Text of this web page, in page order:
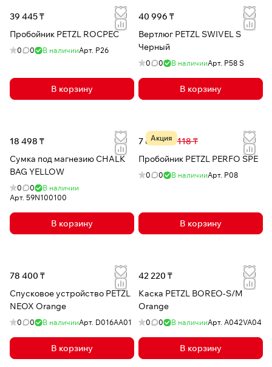
39 445 ₸
Пробойник PETZL ROCPEC
0 0 В наличииАрт. P26
В корзину
40 996 ₸
Вертлюг PETZL SWIVEL S
Черный
0 0 В наличииАрт. P58 S
В корзину
18 498 ₸
Сумка под магнезию CHALK
BAG YELLOW
0 0
В наличии
Арт. 59N100100
В корзину
Акция
7 612 ₸19 118 ₸
Пробойник PETZL PERFO SPE
0 0 В наличииАрт. P08
В корзину
78 400 ₸
Спусковое устройство PETZL
NEOX Orange
0 0 В наличииАрт. D016AA01
В корзину
42 220 ₸
Каска PETZL BOREO-S/M
Orange
0 0 В наличииАрт. A042VA04
В корзину